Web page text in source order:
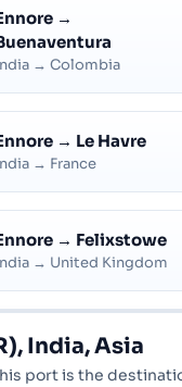
→
→ Colombia
→ Le Havre
→ France
→ Felixstowe
→ United Kingdom
India, Asia
port is the